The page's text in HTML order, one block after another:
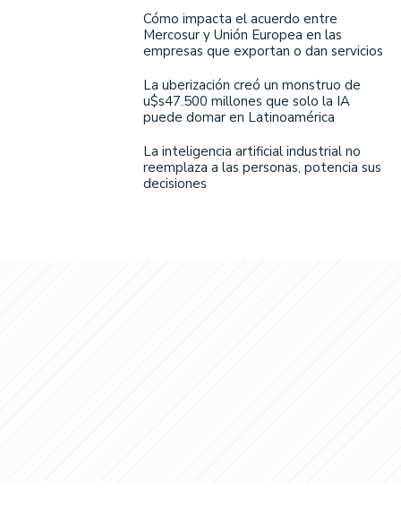
Cómo impacta el acuerdo entre
Mercosur y Unión Europea en las
empresas que exportan o dan servicios
La uberización creó un monstruo de
u$s47.500 millones que solo la IA
puede domar en Latinoamérica
La inteligencia artificial industrial no
reemplaza a las personas, potencia sus
decisiones